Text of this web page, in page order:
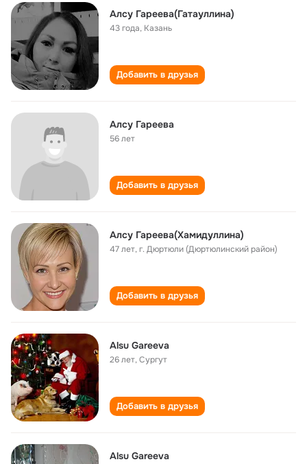
Алсу Гареева(Гатауллина)
43 года, Казань
Добавить в друзья
Алсу Гареева
56 лет
Добавить в друзья
Алсу Гареева(Хамидуллина)
47 лет,г. Дюртюли (Дюртюлинский район)
Добавить в друзья
Alsu Gareeva
26 лет,Сургут
Добавить в друзья
Alsu Gareeva